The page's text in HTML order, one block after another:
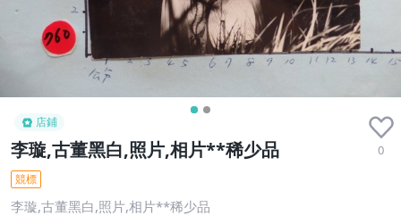
店鋪
李璇,古董黑白,照片,相片**稀少品 0
競標
李璇,古董黑白,照片,相片**稀少品